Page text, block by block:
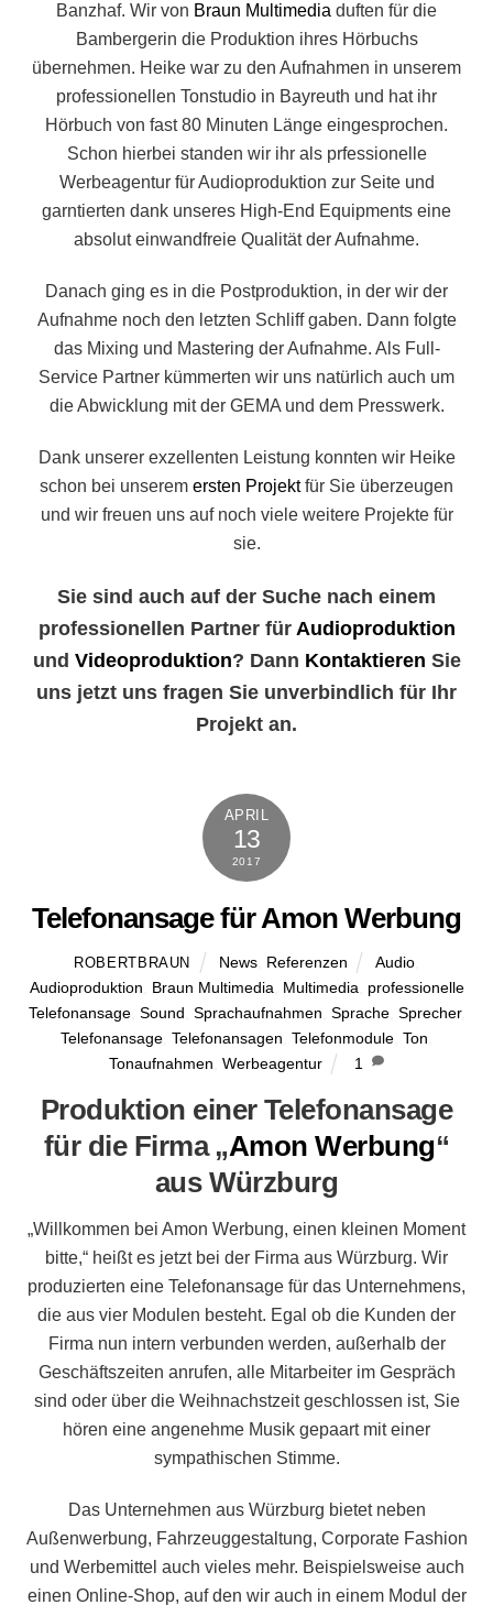
Banzhaf. Wir von Braun Multimedia duften für die
Bambergerin die Produktion ihres Hörbuchs
übernehmen. Heike war zu den Aufnahmen in unserem
professionellen Tonstudio in Bayreuth und hat ihr
Hörbuch von fast 80 Minuten Länge eingesprochen.
Schon hierbei standen wir ihr als prfessionelle
Werbeagentur für Audioproduktion zur Seite und
garntierten dank unseres High-End Equipments eine
absolut einwandfreie Qualität der Aufnahme.
Danach ging es in die Postproduktion, in der wir der
Aufnahme noch den letzten Schliff gaben. Dann folgte
das Mixing und Mastering der Aufnahme. Als Full-
Service Partner kümmerten wir uns natürlich auch um
die Abwicklung mit der GEMA und dem Presswerk.
Dank unserer exzellenten Leistung konnten wir Heike
schon bei unserem ersten Projektfür Sie überzeugen
und wir freuen uns auf noch viele weitere Projekte für
sie.
Sie sind auch auf der Suche nach einem
professionellen Partner für Audioproduktion
und Videoproduktion? Dann Kontaktieren Sie
uns jetzt uns fragen Sie unverbindlich für Ihr
Projekt an.
APRIL
13
2017
Telefonansage für Amon Werbung
ROBERTBRAUN News, Referenzen Audio,
Audioproduktion
Braun Multimedia Multimedia
professionelle
Telefonansage, Sound Sprachaufnahmen Sprache, Sprecher,
Telefonansage Telefonansagen Telefonmodule Ton
Tonaufnahmen Werbeagentur 1
Produktion einer Telefonansage
für die Firma „Amon Werbung“
aus Würzburg
„Willkommen bei Amon Werbung, einen kleinen Moment
bitte,“ heißt es jetzt bei der Firma aus Würzburg. Wir
produzierten eine Telefonansage für das Unternehmens,
die aus vier Modulen besteht. Egal ob die Kunden der
Firma nun intern verbunden werden, außerhalb der
Geschäftszeiten anrufen, alle Mitarbeiter im Gespräch
sind oder über die Weihnachstzeit geschlossen ist, Sie
hören eine angenehme Musik gepaart mit einer
sympathischen Stimme.
Das Unternehmen aus Würzburg bietet neben
Außenwerbung, Fahrzeuggestaltung, Corporate Fashion
und Werbemittel auch vieles mehr. Beispielsweise auch
einen Online-Shop, auf den wir auch in einem Modul der